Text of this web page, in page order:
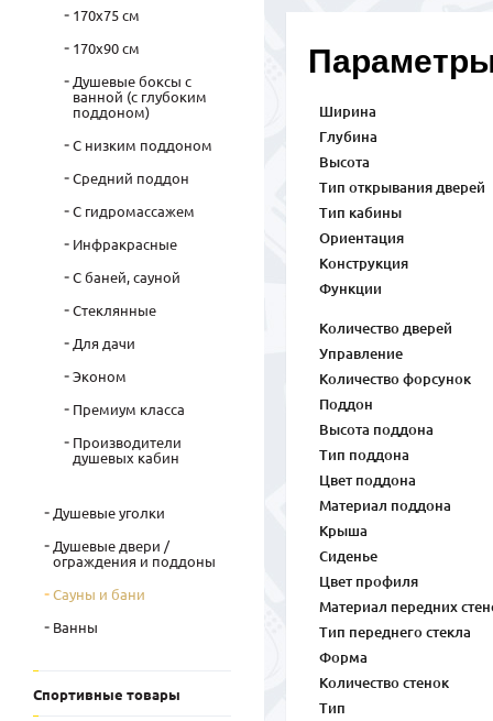
Ширина
Глубина
Высота
Тип открывания дверей
Тип кабины
Ориентация
Конструкция
Функции
Количество дверей
Управление
Количество форсунок
Поддон
Высота поддона
Тип поддона
Цвет поддона
Материал поддона
Крыша
Сиденье
Цвет профиля
Материал передних
Тип переднего стекла
Форма
Количество стенок
Тип
170х75 см
170х90 см
Душевые боксы с
ванной (с глубоким
поддоном)
С низким поддоном
Средний поддон
С гидромассажем
Инфракрасные
С баней, сауной
Стеклянные
Для дачи
Эконом
Премиум класса
Производители
душевых кабин
Душевые уголки
Душевые двери /
ограждения и поддоны
Сауны и бани
Ванны
Спортивные товары